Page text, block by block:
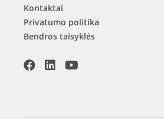
Kontaktai
Privatumo politika
Bendros taisyklės